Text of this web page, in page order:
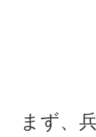
まず、